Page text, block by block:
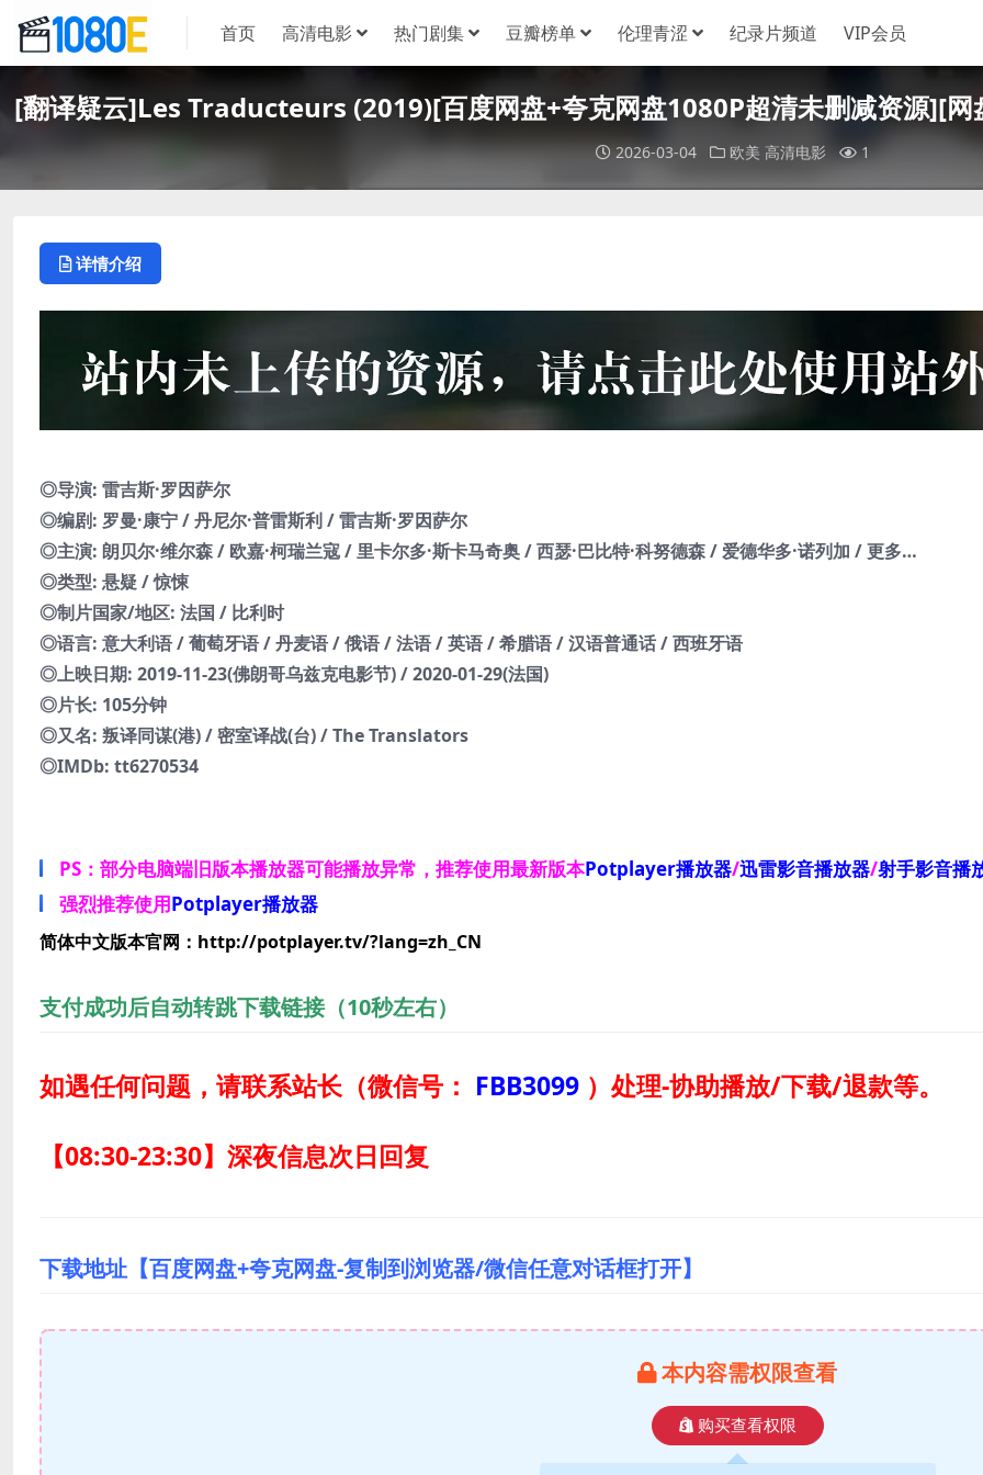
首页 高清电影 热门剧集 豆瓣榜单 伦理青涩 纪录片频道 VIP会员
[翻译疑云]Les Traducteurs (2019)[百度网盘+夸克网盘1080P超清未删减资源][
2026-03-04 欧美 高清电影 1
详情介绍
◎导演: 雷吉斯·罗因萨尔
◎编剧: 罗曼·康宁 / 丹尼尔·普雷斯利 / 雷吉斯·罗因萨尔
◎主演: 朗贝尔·维尔森 / 欧嘉·柯瑞兰寇 / 里卡尔多·斯卡马奇奥 / 西瑟·巴比特·科努德森 / 爱德华多·诺列加 / 更多…
◎类型: 悬疑 / 惊悚
◎制片国家/地区: 法国 / 比利时
◎语言: 意大利语 / 葡萄牙语 / 丹麦语 / 俄语 / 法语 / 英语 / 希腊语 / 汉语普通话 / 西班牙语
◎上映日期: 2019-11-23(佛朗哥乌兹克电影节) / 2020-01-29(法国)
◎片长: 105分钟
◎又名: 叛译同谋(港) / 密室译战(台) / The Translators
◎IMDb: tt6270534
PS：部分电脑端旧版本播放器可能播放异常，推荐使用最新版本Potplayer播放器/迅雷影音播放器/射手影音播
强烈推荐使用Potplayer播放器
简体中文版本官网：http://potplayer.tv/?lang=zh_CN
支付成功后自动转跳下载链接（10秒左右）
如遇任何问题，请联系站长（微信号： FBB3099 ） 处理-协助播放/下载/退款等。
【08:30-23:30】深夜信息次日回复
下载地址【百度网盘+夸克网盘-复制到浏览器/微信任意对话框打开】
本内容需权限查看
购买查看权限